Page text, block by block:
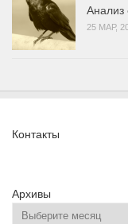
Анализ
25 МАР,
Контакты
Архивы